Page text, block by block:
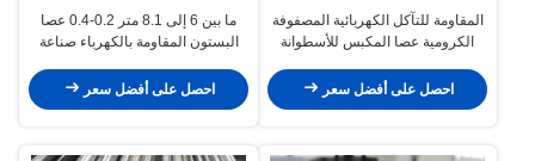
المقاومة للتآكل الكهربائية المصفوفة
الكرومية عصا المكبس للأسطوانة
احصل على أفضل سعر
ما بين 6 إلى 8.1 متر 0.2-0.4 عصا
البستون المقاومة بالكهرباء صناعة
احصل على أفضل سعر